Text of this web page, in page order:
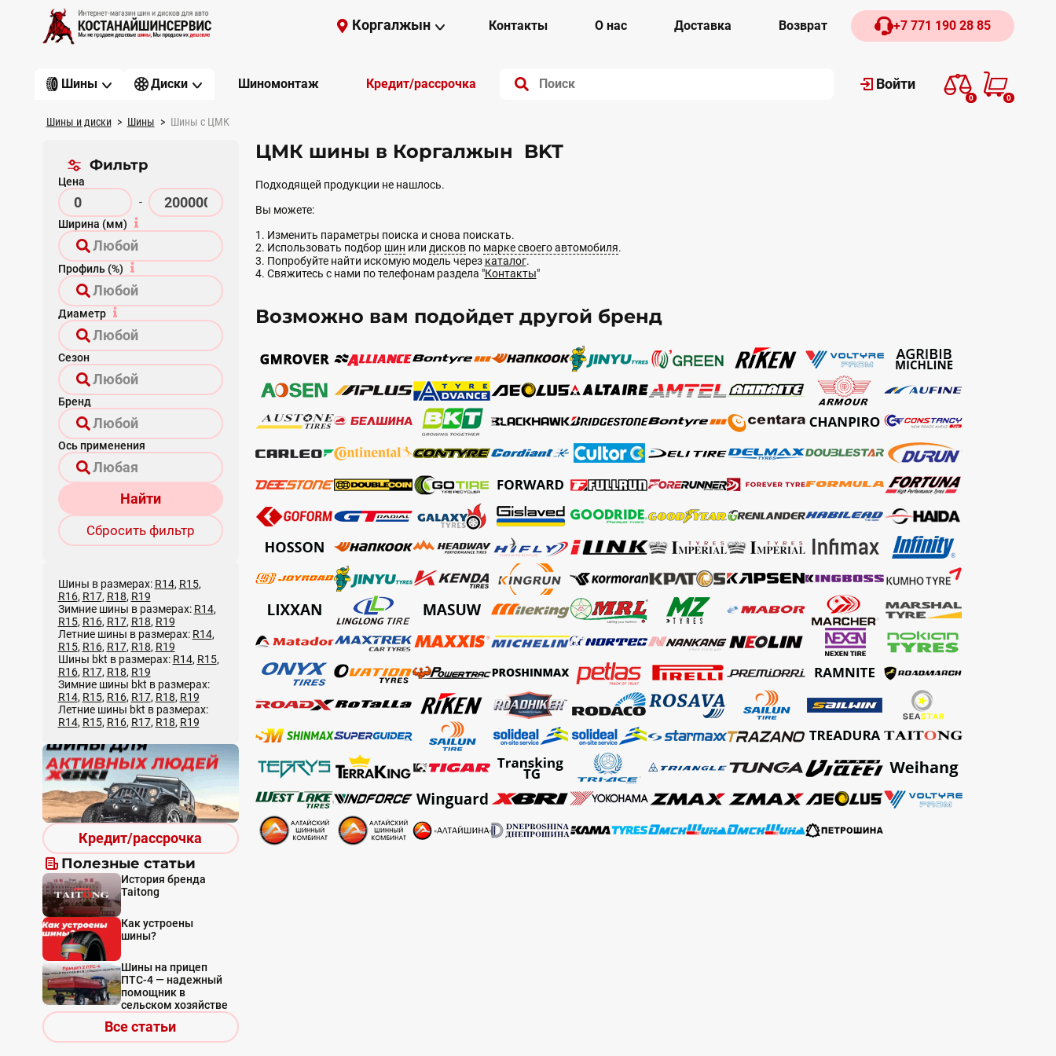
Коргалжын Контакты О нас Доставка Возврат +7 771 190 28 85
Шины Диски Шиномонтаж Кредит/рассрочка Войти
0 0
Шины и диски Шины Шины с ЦМК
Фильтр
Цена
-
Ширина (мм)
Профиль (%)
Диаметр
Сезон
Бренд
Ось применения
Найти
Сбросить фильтр
Шины в размерах: R14, R15,
R16, R17, R18, R19
Зимние шины в размерах: R14,
R15, R16, R17, R18, R19
Летние шины в размерах: R14,
R15, R16, R17, R18, R19
Шины bkt в размерах: R14, R15,
R16, R17, R18, R19
Зимние шины bkt в размерах:
R14, R15, R16, R17, R18, R19
Летние шины bkt в размерах:
R14, R15, R16, R17, R18, R19
Кредит/рассрочка
Полезные статьи
История бренда
Taitong
Как устроены
шины?
Шины на прицеп
ПТС-4 — надежный
помощник в
сельском хозяйстве
Все статьи
ЦМК шины в Коргалжын BKT
Подходящей продукции не нашлось.
Вы можете:
1. Изменить параметры поиска и снова поискать.
2. Использовать подбор шин или дисковпо марке своего автомобиля.
3. Попробуйте найти искомую модель через каталог.
4. Свяжитесь с нами по телефонам раздела "Контакты"
Возможно вам подойдет другой бренд